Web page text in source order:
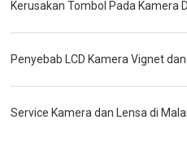
Kerusakan Tombol Pada Kamera
Penyebab LCD Kamera Vignet
Service Kamera dan Lensa di